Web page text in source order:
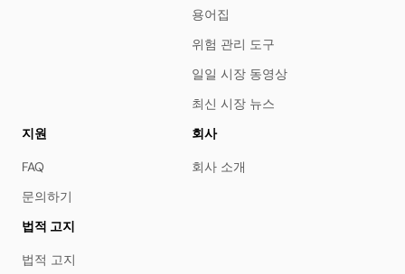
용어집
위험 관리 도구
일일 시장 동영상
최신 시장 뉴스
지원
FAQ
문의하기
회사
회사 소개
법적 고지
법적 고지